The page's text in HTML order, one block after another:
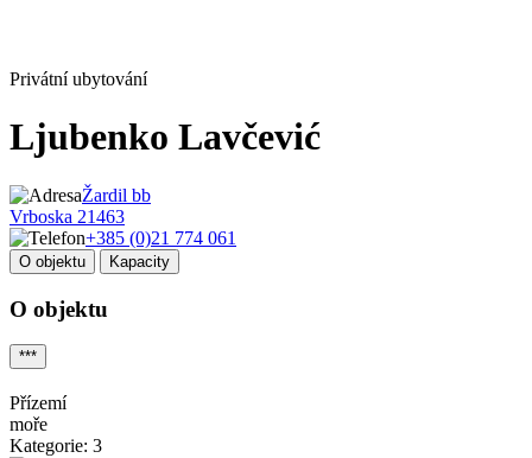
Privátní ubytování
Ljubenko Lavčević
Žardil bb
Vrboska 21463
+385 (0)21 774 061
O objektu Kapacity
O objektu
***
Přízemí
moře
Kategorie: 3